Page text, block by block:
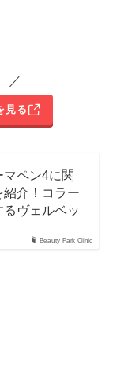
／
見る
Beauty Park Clinic
ペン4に関
介！コラー
ヴェルベッ